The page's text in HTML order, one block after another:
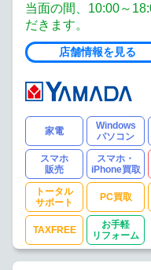
当面の間、10:00～
だきます。
店舗情報を見る
家電
Windows
パソコン
スマホ
販売
スマホ・
iPhone買取
トータル
サポート
PC買取
TAXFREE
お手軽
リフォーム